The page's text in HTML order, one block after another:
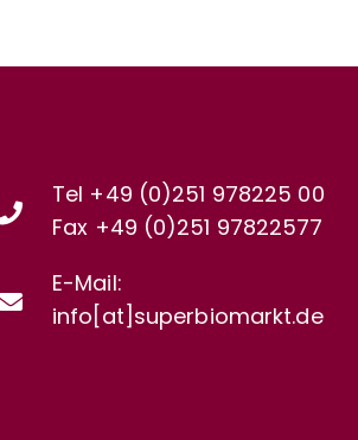
Tel +49 (0)251 978225 00
Fax +49 (0)251 97822577
E-Mail:
info[at]superbiomarkt.de